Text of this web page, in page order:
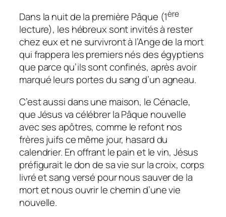
Dans la nuit de la première Pâque (1ère
lecture), les hébreux sont invités à rester
chez eux et ne survivront à l’Ange de la mort
qui frappera les premiers nés des égyptiens
que parce qu’ils sont confinés, après avoir
marqué leurs portes du sang d’un agneau.
C’est aussi dans une maison, le Cénacle,
que Jésus va célébrer la Pâque nouvelle
avec ses apôtres, comme le refont nos
frères juifs ce même jour, hasard du
calendrier. En offrant le pain et le vin, Jésus
préfigurait le don de sa vie sur la croix, corps
livré et sang versé pour nous sauver de la
mort et nous ouvrir le chemin d’une vie
nouvelle.